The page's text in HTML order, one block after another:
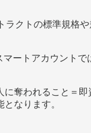
クトの標準規格
ートアカウント
奪われること＝
なります。